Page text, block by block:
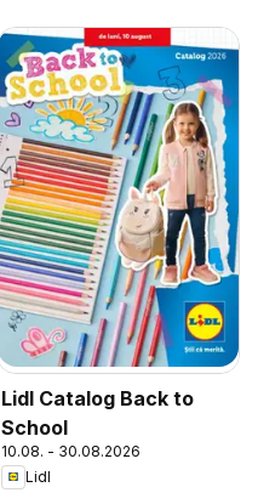
Lidl Catalog Back to
School
10.08. - 30.08.2026
Lidl